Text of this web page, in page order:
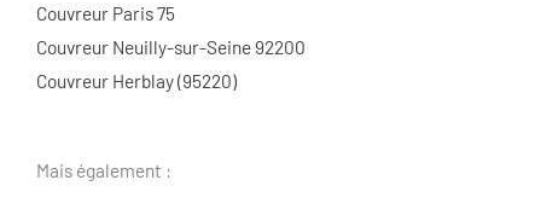
Couvreur Paris 75
Couvreur Neuilly-sur-Seine 92200
Couvreur Herblay (95220)
Mais également :